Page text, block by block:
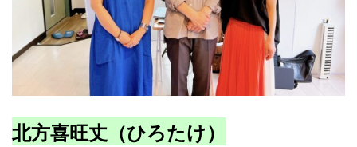
北方喜旺丈（ひろたけ）